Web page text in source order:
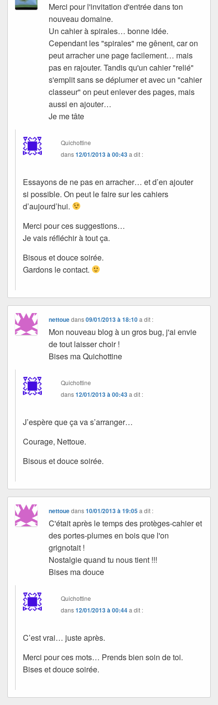
Merci pour l'invitation d'entrée dans ton
nouveau domaine.
Un cahier à spirales… bonne idée.
Cependant les "spirales" me gênent, car on
peut arracher une page facilement… mais
pas en rajouter. Tandis qu'un cahier "relié"
s'emplit sans se déplumer et avec un "cahier
classeur" on peut enlever des pages, mais
aussi en ajouter…
Je me tâte
Quichottine
dans12/01/2013 à 00:43a dit :
Essayons de ne pas en arracher… et d’en ajouter
si possible. On peut le faire sur les cahiers
d’aujourd’hui.
Merci pour ces suggestions…
Je vais réfléchir à tout ça.
Bisous et douce soirée.
Gardons le contact.
nettouedans09/01/2013 à 18:10 a dit :
Mon nouveau blog à un gros bug, j'ai envie
de tout laisser choir !
Bises ma Quichottine
Quichottine
dans12/01/2013 à 00:43a dit :
J’espère que ça va s’arranger…
Courage, Nettoue.
Bisous et douce soirée.
nettouedans10/01/2013 à 19:05 a dit :
C'était après le temps des protèges-cahier et
des portes-plumes en bois que l'on
grignotait !
Nostalgie quand tu nous tient !!!
Bises ma douce
Quichottine
dans12/01/2013 à 00:44a dit :
C’est vrai… juste après.
Merci pour ces mots… Prends bien soin de toi.
Bises et douce soirée.